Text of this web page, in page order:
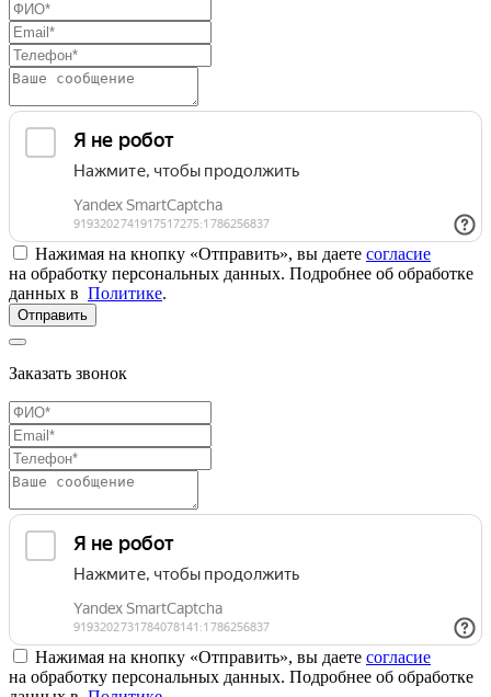
Нажимая на кнопку «Отправить», вы даете согласие
на обработку персональных данных. Подробнее об обработке
данных в Политике.
Отправить
Заказать звонок
Нажимая на кнопку «Отправить», вы даете согласие
на обработку персональных данных. Подробнее об обработке